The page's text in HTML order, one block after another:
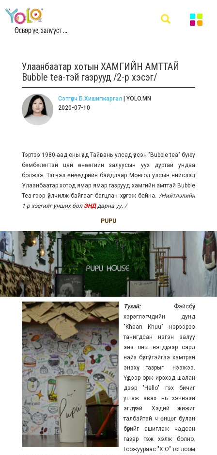
Өсвөр үе, залууст ...
Улаанбаатар хотын ХАМГИЙН АМТТАЙ
Bubble tea-тэй газрууд /2-р хэсэг/
Сэтгүүлч Б.Хишигжаргал | YOLO.MN
2020-07-10
Тэртээ 1980-аад оны үед Тайвань улсад үүссэн "Bubble tea" буюу
бөмбөлөгтэй цай өнөөгийн залуусын уух дуртай ундаа
болжээ. Тэгвэл өнөөдрийн байдлаар Монгол улсын нийслэл
Улаанбаатар хотод ямар ямар газрууд хамгийн амттай Bubble
Tea-гээр үйлчилж байгааг багцлан хүргэж байна./Нийтлэлийн
1-р хэсгийг унших бол ЭНДдарна уу. /
PUPU
Тухай: Фэйсбүүк
хэрэглэгчдийн дунд
"Khaan Khuu" нэрээрээ
танигдсан нэгэн залуу
энэ оны нэгдүгээр сард
найз бүсгүйтэйгээ хамтран
энэхүү газрыг нээжээ.
Үүдээр орж ирэхэд шалан
дээр "Hello" гэх бичиг
угтаж авах нь хэчнээн
эгдүүтэй. Хэдий жижиг
талбайтай ч өнцөг булан
бүрийг ашиглаж чадсан
газар гэж хэлж болно.
Гоожуураас "X O" тоглоом